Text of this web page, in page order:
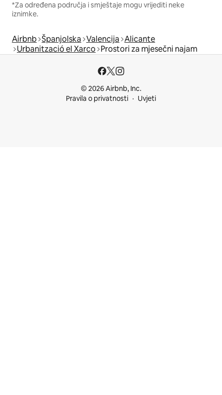
*Za određena područja i smještaje mogu vrijediti neke
iznimke.
Airbnb Španjolska Valencija Alicante
Urbanització el Xarco Prostori za mjesečni najam
© 2026 Airbnb, Inc.
Pravila o privatnosti
Uvjeti